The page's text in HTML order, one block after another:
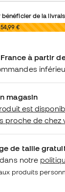
de la
€
à partir
magasin
est
proche de chez
de taille
notre
produits